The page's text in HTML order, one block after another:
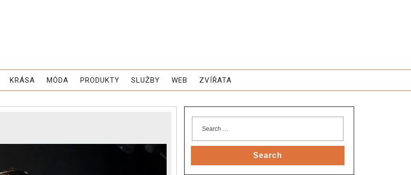
KRÁSA MÓDA PRODUKTY SLUŽBY WEB ZVÍŘATA
Search